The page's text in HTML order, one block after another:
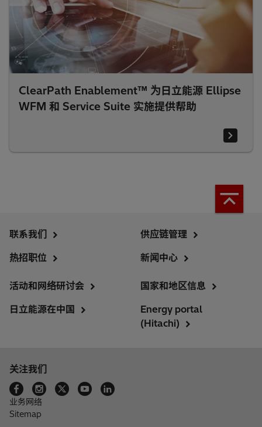
ClearPath Enablement™ 为日立能源 Ellipse
WFM 和 Service Suite 实施提供帮助
联系我们
热招职位
供应链管理
新闻中心
活动和网络研讨会
日立能源在中国
国家和地区信息
Energy portal
(Hitachi)
关注我们
业务网络
Sitemap